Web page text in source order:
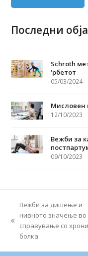
Последни
Schroth
‘рбетот
05/03/2024
Мисловен
12/10/2023
Вежби за
09/10/2023
previous
post:
Вежби за дишење и
нивното значење во
справување со
болка